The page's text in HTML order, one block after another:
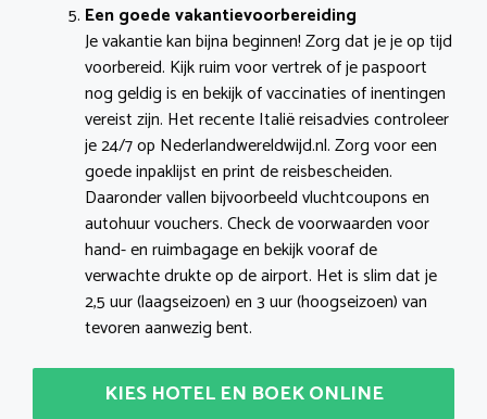
Een goede vakantievoorbereiding
Je vakantie kan bijna beginnen! Zorg dat je je op tijd
voorbereid. Kijk ruim voor vertrek of je paspoort
nog geldig is en bekijk of vaccinaties of inentingen
vereist zijn. Het recente Italië reisadvies controleer
je 24/7 op Nederlandwereldwijd.nl. Zorg voor een
goede inpaklijst en print de reisbescheiden.
Daaronder vallen bijvoorbeeld vluchtcoupons en
autohuur vouchers. Check de voorwaarden voor
hand- en ruimbagage en bekijk vooraf de
verwachte drukte op de airport. Het is slim dat je
2,5 uur (laagseizoen) en 3 uur (hoogseizoen) van
tevoren aanwezig bent.
KIES HOTEL EN BOEK ONLINE